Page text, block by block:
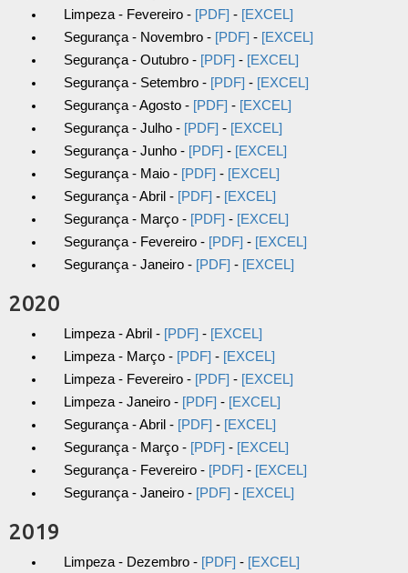
Limpeza - Fevereiro - [PDF] - [EXCEL]
Segurança - Novembro - [PDF] - [EXCEL]
Segurança - Outubro - [PDF] - [EXCEL]
Segurança - Setembro - [PDF] - [EXCEL]
Segurança - Agosto - [PDF] - [EXCEL]
Segurança - Julho - [PDF] - [EXCEL]
Segurança - Junho - [PDF] - [EXCEL]
Segurança - Maio - [PDF] - [EXCEL]
Segurança - Abril - [PDF] - [EXCEL]
Segurança - Março - [PDF] - [EXCEL]
Segurança - Fevereiro - [PDF] - [EXCEL]
Segurança - Janeiro - [PDF] - [EXCEL]
2020
Limpeza - Abril - [PDF] - [EXCEL]
Limpeza - Março - [PDF] - [EXCEL]
Limpeza - Fevereiro - [PDF] - [EXCEL]
Limpeza - Janeiro - [PDF] - [EXCEL]
Segurança - Abril - [PDF] - [EXCEL]
Segurança - Março - [PDF] - [EXCEL]
Segurança - Fevereiro - [PDF] - [EXCEL]
Segurança - Janeiro - [PDF] - [EXCEL]
2019
Limpeza - Dezembro - [PDF] - [EXCEL]